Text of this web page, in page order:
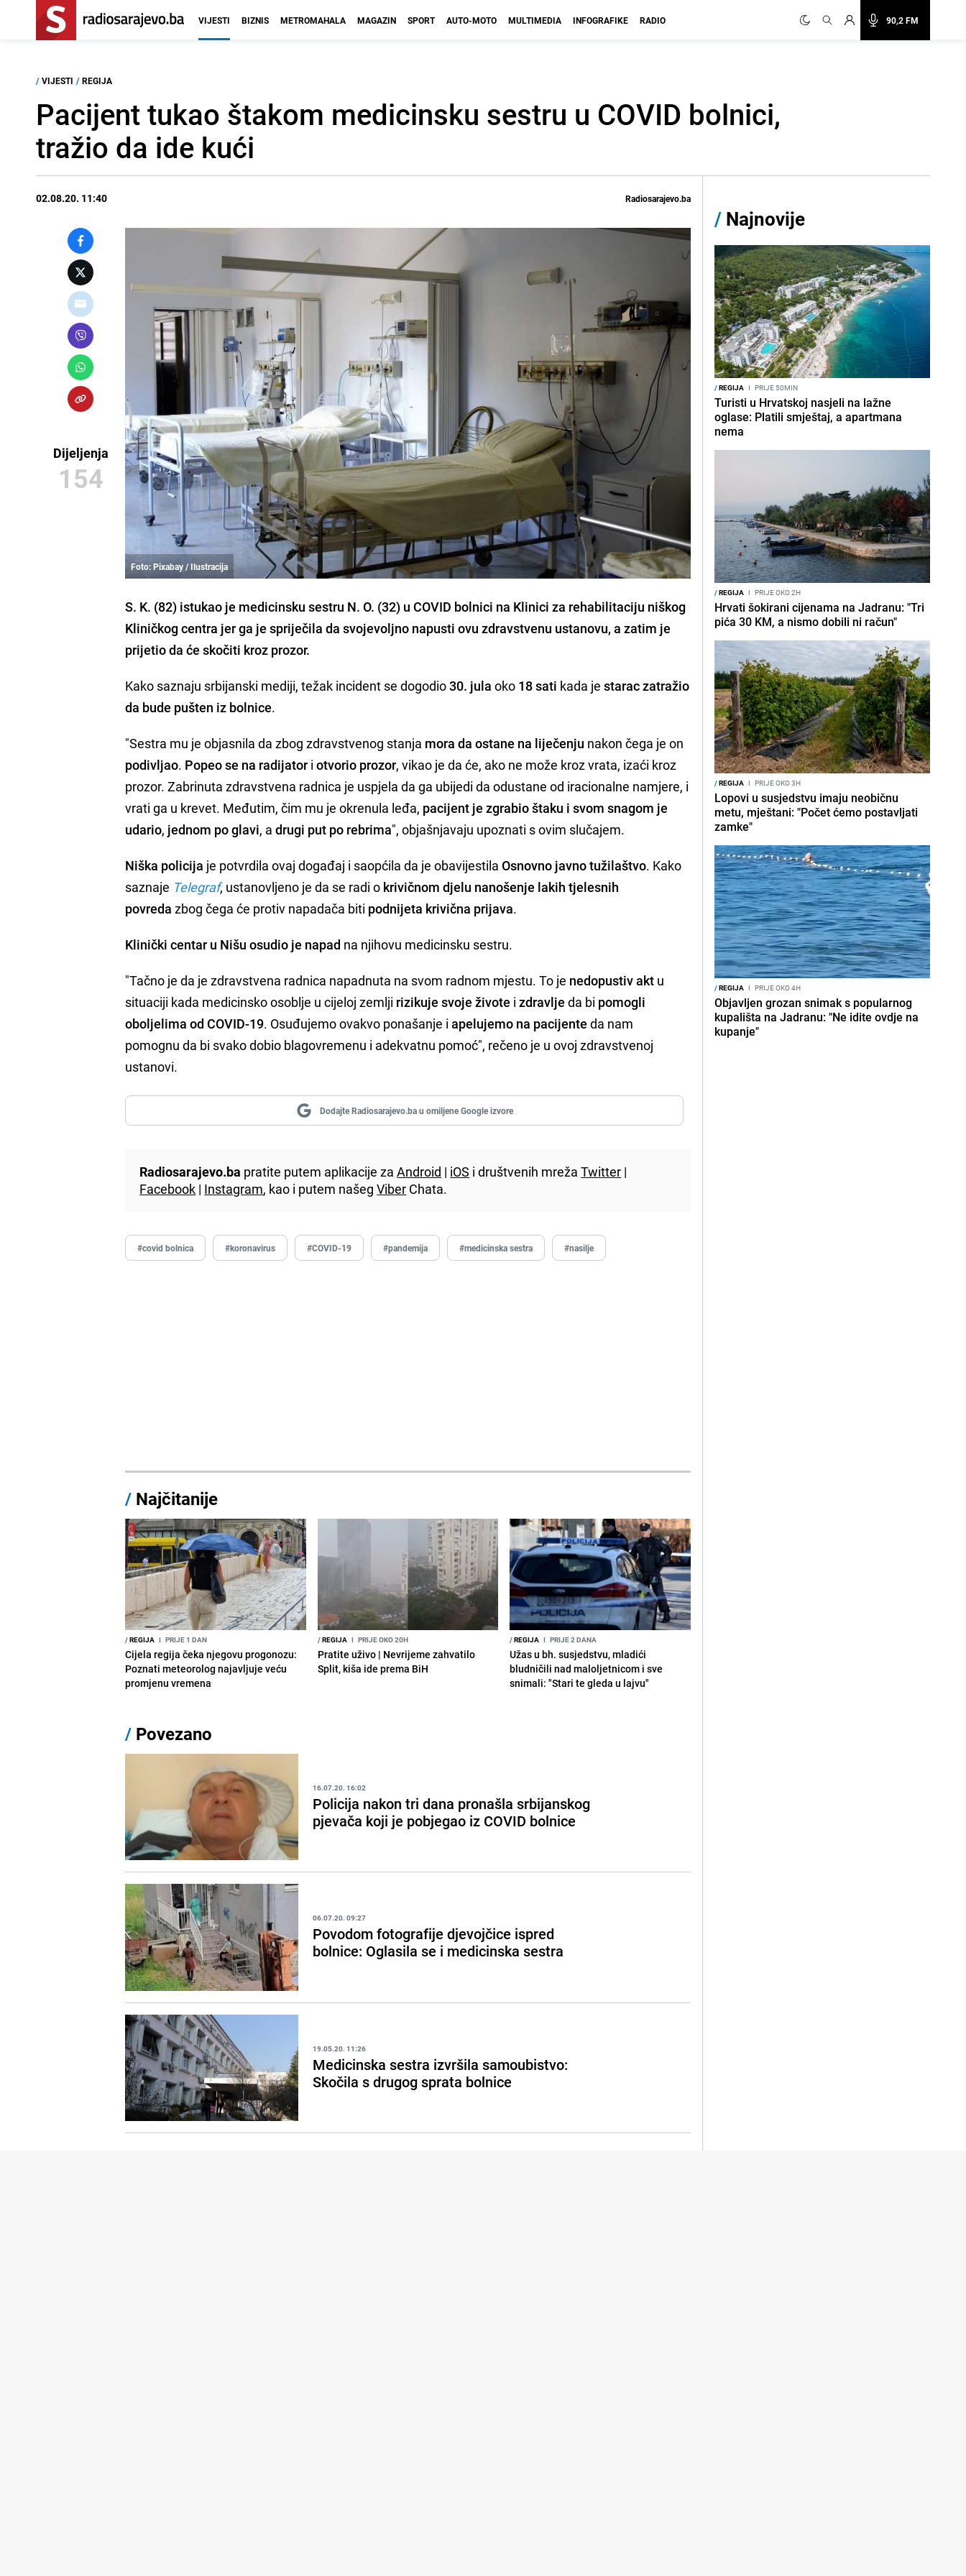
90,2 FM
VIJESTI BIZNIS METROMAHALA MAGAZIN SPORT AUTO-MOTO MULTIMEDIA INFOGRAFIKE RADIO
/ VIJESTI / REGIJA
Pacijent tukao štakom medicinsku sestru u COVID bolnici,
tražio da ide kući
02.08.20. 11:40 Radiosarajevo.ba
Dijeljenja
154
Foto: Pixabay / Ilustracija
S. K. (82) istukao je medicinsku sestru N. O. (32) uCOVID bolnici na Klinici za rehabilitaciju niškog
Kliničkog centra jer ga jespriječila da svojevoljno napusti ovu zdravstvenu ustanovu, a zatim je
prijetio da će skočiti kroz prozor.
Kako saznaju srbijanski mediji, težak incident se dogodio30. jula oko 18 sati kada jestarac zatražio
da bude pušten iz bolnice.
"Sestra mu je objasnila da zbog zdravstvenog stanja mora da ostane na liječenju nakon čega je on
podivljao. Popeo se na radijator iotvorio prozor, vikao je da će, ako ne može kroz vrata, izaći kroz
prozor. Zabrinuta zdravstvena radnica je uspjela da ga ubijedi da odustane od iracionalne namjere, i
vrati ga u krevet. Međutim, čim mu je okrenula leđa, pacijent je zgrabio štaku i svom snagom je
udario, jednom po glavi, adrugi put po rebrima", objašnjavaju upoznati s ovim slučajem.
Niška policija je potvrdila ovaj događaj i saopćila da je obavijestilaOsnovno javno tužilaštvo. Kako
saznaje Telegraf, ustanovljeno je da se radi o krivičnom djelu nanošenje lakih tjelesnih
povreda zbog čega će protiv napadača biti podnijeta krivična prijava.
Klinički centar u Nišu osudio je napad na njihovu medicinsku sestru.
"Tačno je da je zdravstvena radnica napadnuta na svom radnom mjestu. To je nedopustiv akt u
situaciji kada medicinsko osoblje u cijeloj zemlji rizikuje svoje živote izdravlje da bi pomogli
oboljelima od COVID-19. Osuđujemo ovakvo ponašanje iapelujemo na pacijente da nam
pomognu da bi svako dobio blagovremenu i adekvatnu pomoć", rečeno je u ovoj zdravstvenoj
ustanovi.
Dodajte Radiosarajevo.ba u omiljene Google izvore
Radiosarajevo.ba pratite putem aplikacije zaAndroid | iOS i društvenih mrežaTwitter |
Facebook | Instagram, kao i putem našegViber Chata.
#covid bolnica #koronavirus #COVID-19 #pandemija #medicinska sestra #nasilje
/ Najčitanije
/REGIJA I PRIJE 1 DAN
Cijela regija čeka njegovu progonozu:
Poznati meteorolog najavljuje veću
promjenu vremena
/REGIJA I PRIJE OKO 20H
Pratite uživo | Nevrijeme zahvatilo
Split, kiša ide prema BiH
/REGIJA I PRIJE 2 DANA
Užas u bh. susjedstvu, mladići
bludničili nad maloljetnicom i sve
snimali: "Stari te gleda u lajvu"
/ Povezano
16.07.20. 16:02
Policija nakon tri dana pronašla srbijanskog
pjevača koji je pobjegao iz COVID bolnice
06.07.20. 09:27
Povodom fotografije djevojčice ispred
bolnice: Oglasila se i medicinska sestra
19.05.20. 11:26
Medicinska sestra izvršila samoubistvo:
Skočila s drugog sprata bolnice
/ Najnovije
/REGIJA I PRIJE 50MIN
Turisti u Hrvatskoj nasjeli na lažne
oglase: Platili smještaj, a apartmana
nema
/REGIJA I PRIJE OKO 2H
Hrvati šokirani cijenama na Jadranu: "Tri
pića 30 KM, a nismo dobili ni račun"
/REGIJA I PRIJE OKO 3H
Lopovi u susjedstvu imaju neobičnu
metu, mještani: "Počet ćemo postavljati
zamke"
/REGIJA I PRIJE OKO 4H
Objavljen grozan snimak s popularnog
kupališta na Jadranu: "Ne idite ovdje na
kupanje"